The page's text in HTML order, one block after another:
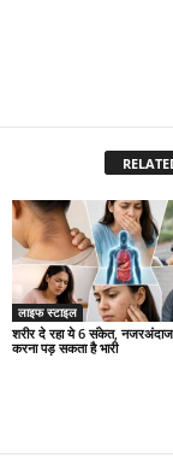
लाइफ स्टाइल
शरीर दे रहा ये 6 संकेत, नजरअंदाज
करना पड़ सकता है भारी